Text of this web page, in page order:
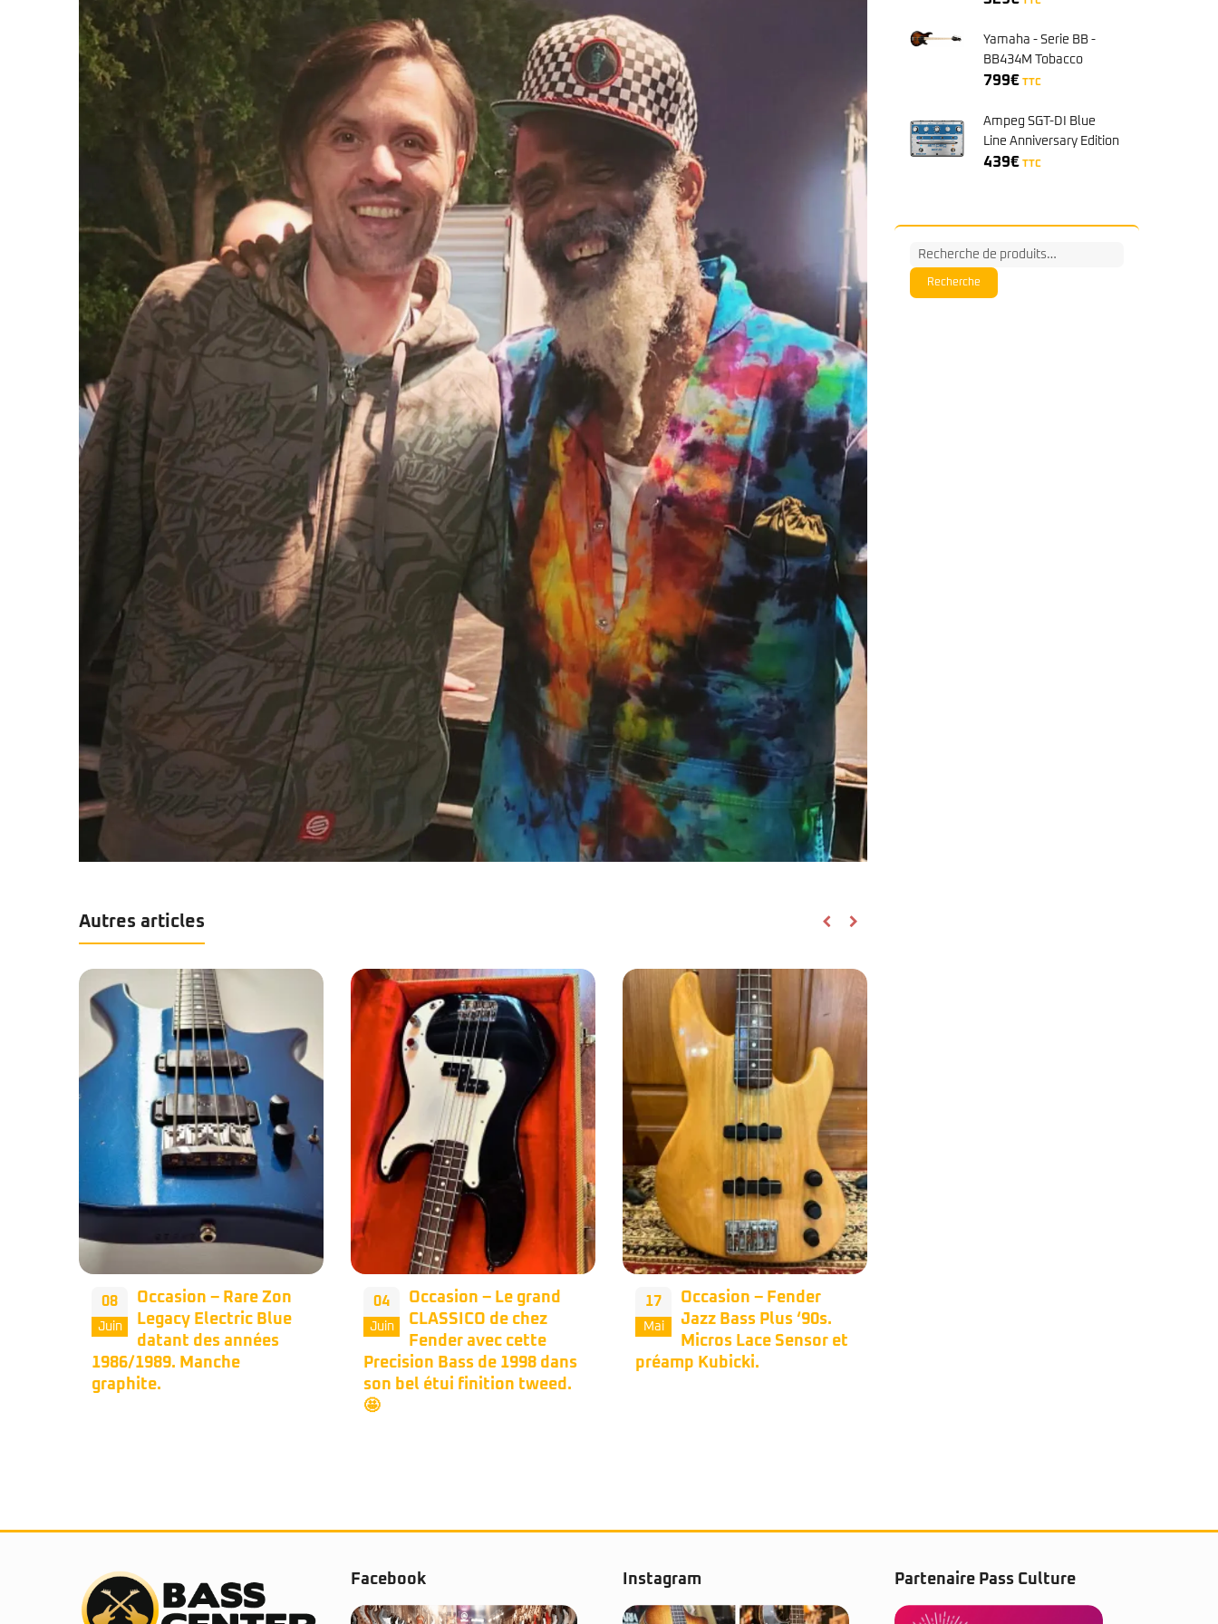
American Pro II
American Pro Classic
Nouveau
American Ultra II
American Vintage II
Nouveau
Flight
Gretsch
GMR Exclusivité
Bassforce
Hagstrom
Contrebasse UB
Lakland
Marcus Miller Sire
Serie F10
Serie M2
Serie P5
Serie U5
Serie V3
Serie V5
Serie V7
Serie Z3
Serie Z7
Markbass
Marleaux
Music Man
Prodipe
Classic Vibe Jazz Bass
Classic Vibe Precision
Classic Vibe Jaguar
Classic Vibe Mustang
Classic Vibe Telecaster
Paranormal
Sterling by Music Man
Série Stingray Short Scale
Serie Stingray Ray2 Intro Series
Serie Stingray Ray4/5
Serie Stingray Ray24/25
Serie Stingray Ray34/35
Warwick / Rockbass
Yamaha
Serie BB
Serie TRB
Serie TRBX
Signature
Autres articles
08
Juin
Occasion – Rare Zon
Legacy Electric Blue
datant des années
1986/1989. Manche
graphite.
04
Juin
Occasion – Le grand
CLASSICO de chez
Fender avec cette
Precision Bass de 1998 dans
son bel étui finition tweed.
🤩
17
Mai
Occasion – Fender
Jazz Bass Plus ‘90s.
Micros Lace Sensor et
préamp Kubicki.
Yamaha - Serie BB -
BB434M Tobacco
Brown Sunburst
799€ TTC
Ampeg SGT-DI Blue
Line Anniversary Edition
439€ TTC
Recherche
pour :
Recherche
Facebook Instagram Partenaire Pass Culture